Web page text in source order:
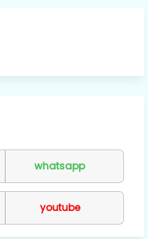
whatsapp
youtube